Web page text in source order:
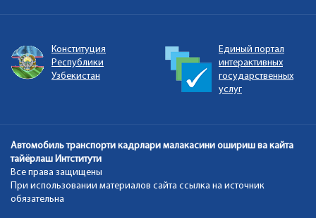
Конституция
Республики
Узбекистан
Единый портал
интерактивных
государственных
услуг
Автомобиль транспорти кадрлари малакасини ошириш ва кайта
тайёрлаш Интститути
Все права защищены
При использовании материалов сайта ссылка на источник
обязательна